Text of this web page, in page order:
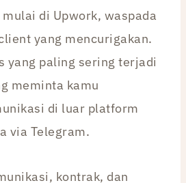
di Upwork, waspada
yang mencurigakan.
yang paling sering terjadi
meminta kamu
di luar platform
via Telegram.
kontrak, dan